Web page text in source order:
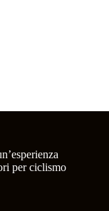
per ciclismo